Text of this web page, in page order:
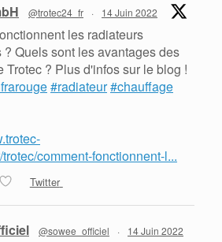
@trotec24_fr · 14 Juin 2022
les radiateurs
? Quels sont les avantages des
Trotec ? Plus d'infos sur le blog !
#radiateur#chauffage
comment-fonctionnent-l...
Twitter
@sowee_officiel · 14 Juin 2022